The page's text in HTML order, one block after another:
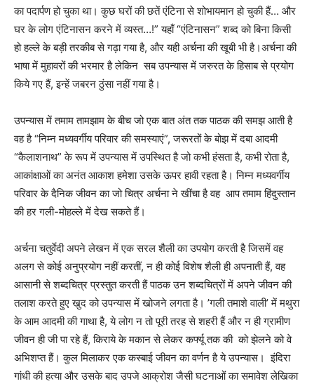
का पदार्पण हो चुका था। कुछ घरों की छतें एंटिना से शोभायमान हो चुकी हैं… और
घर के लोग एंटिनासन करने में व्यस्त…!” यहाँ “एंटिनासन” शब्द को बिना किसी
हो हल्ले के बड़ी तरकीब से गढ़ा गया है, और यही अर्चना की खूबी भी है।अर्चना की
भाषा में मुहावरों की भरमार है लेकिन सब उपन्यास में जरुरत के हिसाब से प्रयोग
किये गए हैं, इन्हें जबरन ठुंसा नहीं गया है।
उपन्यास में तमाम तामझाम के बीच जो एक बात अंत तक पाठक की समझ आती है
वह है “निम्न मध्यवर्गीय परिवार की समस्याएं”, जरूरतों के बोझ में दबा आदमी
“कैलाशनाथ” के रूप में उपन्यास में उपस्थित है जो कभी हंसता है, कभी रोता है,
आकांक्षाओं का अनंत आकाश हमेशा उसके ऊपर हावी रहता है। निम्न मध्यवर्गीय
परिवार के दैनिक जीवन का जो चित्र अर्चना ने खींचा है वह आप तमाम हिंदुस्तान
की हर गली-मोहल्ले में देख सकते हैं।
अर्चना चतुर्वेदी अपने लेखन में एक सरल शैली का उपयोग करती है जिसमें वह
अलग से कोई अनुप्रयोग नहीं करतीं, न ही कोई विशेष शैली ही अपनाती हैं, वह
आसानी से शब्दचित्र प्रस्तुत करती हैं पाठक उन शब्दचित्रों में अपने जीवन की
तलाश करते हुए खुद को उपन्यास में खोजने लगता है। ’गली तमाशे वाली’ में मथुरा
के आम आदमी की गाथा है, ये लोग न तो पूरी तरह से शहरी हैं और न ही ग्रामीण
जीवन ही जी पा रहे हैं, किराये के मकान से लेकर कर्फ्यू तक की को झेलने को वे
अभिशप्त हैं। कुल मिलाकर एक कस्बाई जीवन का वर्णन है ये उपन्यास। इंदिरा
गांधी की हत्या और उसके बाद उपजे आक्रोश जैसी घटनाओं का समावेश लेखिका